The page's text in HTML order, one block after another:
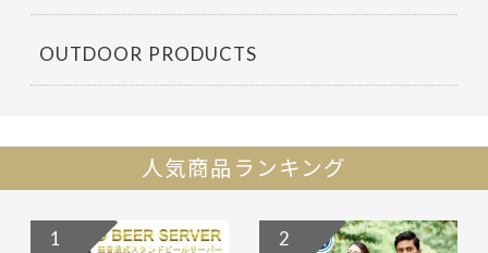
OUTDOOR PRODUCTS
人気商品ランキング
1 2